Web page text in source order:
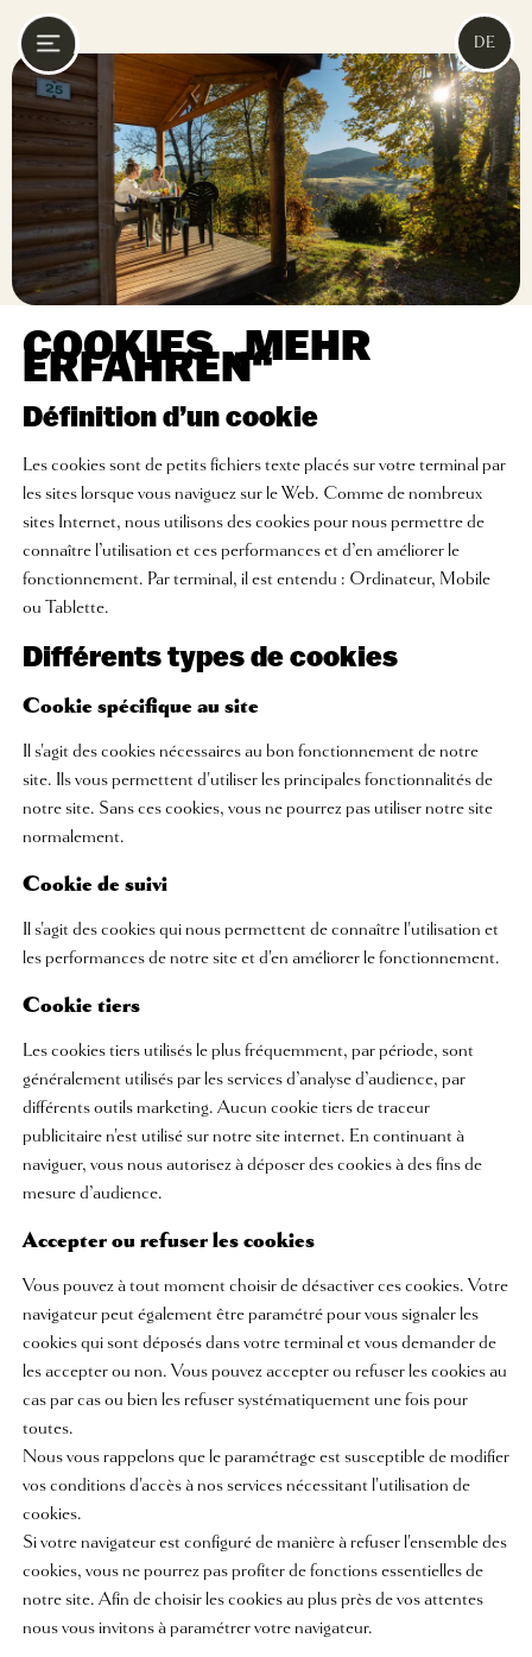
DE
COOKIES „MEHR
ERFAHREN“
Définition d’un cookie
Les cookies sont de petits fichiers texte placés sur votre terminal par
les sites lorsque vous naviguez sur le Web. Comme de nombreux
sites Internet, nous utilisons des cookies pour nous permettre de
connaître l’utilisation et ces performances et d’en améliorer le
fonctionnement. Par terminal, il est entendu : Ordinateur, Mobile
ou Tablette.
Différents types de cookies
Cookie spécifique au site
Il s'agit des cookies nécessaires au bon fonctionnement de notre
site. Ils vous permettent d'utiliser les principales fonctionnalités de
notre site. Sans ces cookies, vous ne pourrez pas utiliser notre site
normalement.
Cookie de suivi
Il s'agit des cookies qui nous permettent de connaître l'utilisation et
les performances de notre site et d'en améliorer le fonctionnement.
Cookie tiers
Les cookies tiers utilisés le plus fréquemment, par période, sont
généralement utilisés par les services d’analyse d’audience, par
différents outils marketing. Aucun cookie tiers de traceur
publicitaire n'est utilisé sur notre site internet. En continuant à
naviguer, vous nous autorisez à déposer des cookies à des fins de
mesure d’audience.
Accepter ou refuser les cookies
Vous pouvez à tout moment choisir de désactiver ces cookies. Votre
navigateur peut également être paramétré pour vous signaler les
cookies qui sont déposés dans votre terminal et vous demander de
les accepter ou non. Vous pouvez accepter ou refuser les cookies au
cas par cas ou bien les refuser systématiquement une fois pour
toutes.
Nous vous rappelons que le paramétrage est susceptible de modifier
vos conditions d'accès à nos services nécessitant l'utilisation de
cookies.
Si votre navigateur est configuré de manière à refuser l'ensemble des
cookies, vous ne pourrez pas profiter de fonctions essentielles de
notre site. Afin de choisir les cookies au plus près de vos attentes
nous vous invitons à paramétrer votre navigateur.